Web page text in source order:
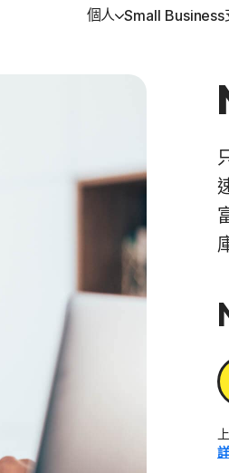
個人
Norton 360 Premium │ 諾頓 360 專
Norton 360 Deluxe │ 諾頓 360 進階
Norton 360 Standard │ 諾頓 360 入
Norton 360 for Gamers | 諾頓 360
所有產品和服務
Small Business
免費